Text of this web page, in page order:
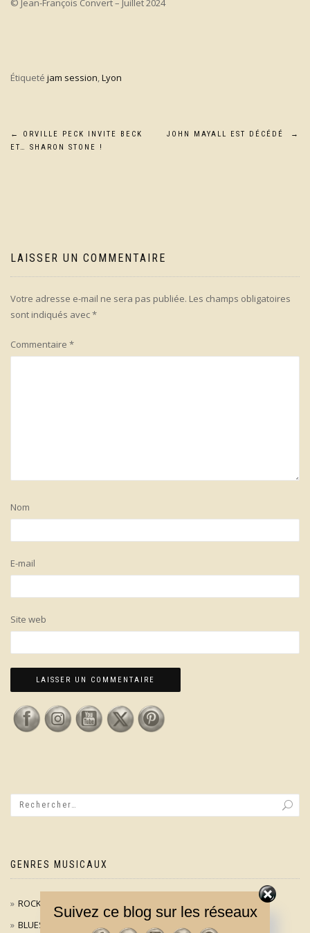
Étiqueté jam session Lyon
Navigation
←
ORVILLE PECK INVITE BECK
ET… SHARON STONE !
JOHN MAYALL EST DÉCÉDÉ →
LAISSER UN COMMENTAIRE
Votre adresse e-mail ne sera pas publiée. Les champs obligatoires
sont indiqués avec*
Commentaire *
Nom
E-mail
Site web
GENRES MUSICAUX
ROCK / POP
BLUES
Suivez ce blog sur les réseaux